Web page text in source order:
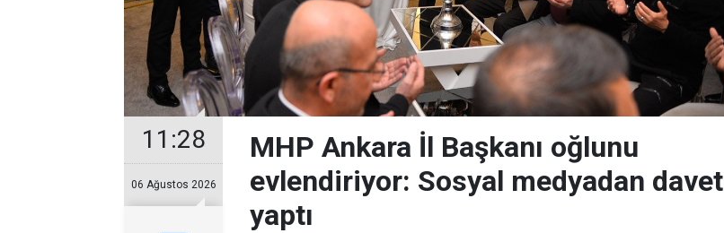
11:28
06 Ağustos 2026
MHP Ankara İl Başkanı oğlunu
evlendiriyor: Sosyal medyadan davet
yaptı